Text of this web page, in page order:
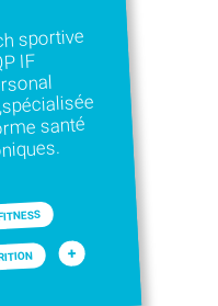
sportive
IF
santé
+